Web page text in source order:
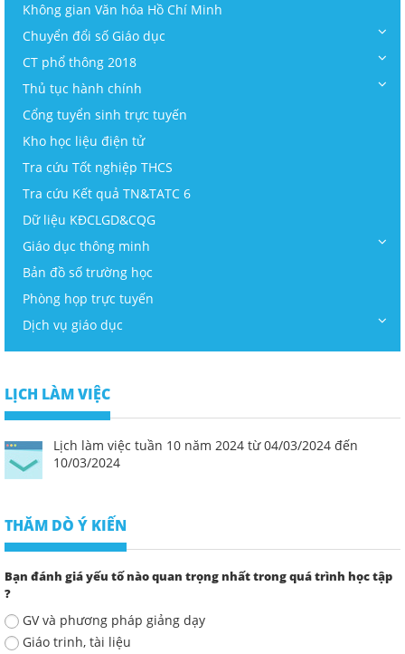
Không gian Văn hóa Hồ Chí Minh
Chuyển đổi số Giáo dục
CT phổ thông 2018
Thủ tục hành chính
Cổng tuyển sinh trực tuyến
Kho học liệu điện tử
Tra cứu Tốt nghiệp THCS
Tra cứu Kết quả TN&TATC 6
Dữ liệu KĐCLGD&CQG
Giáo dục thông minh
Bản đồ số trường học
Phòng họp trực tuyến
Dịch vụ giáo dục
LỊCH LÀM VIỆC
Lịch làm việc tuần 10 năm 2024 từ 04/03/2024 đến
10/03/2024
THĂM DÒ Ý KIẾN
Bạn đánh giá yếu tố nào quan trọng nhất trong quá trình học tập
?
GV và phương pháp giảng dạy
Giáo trinh, tài liệu